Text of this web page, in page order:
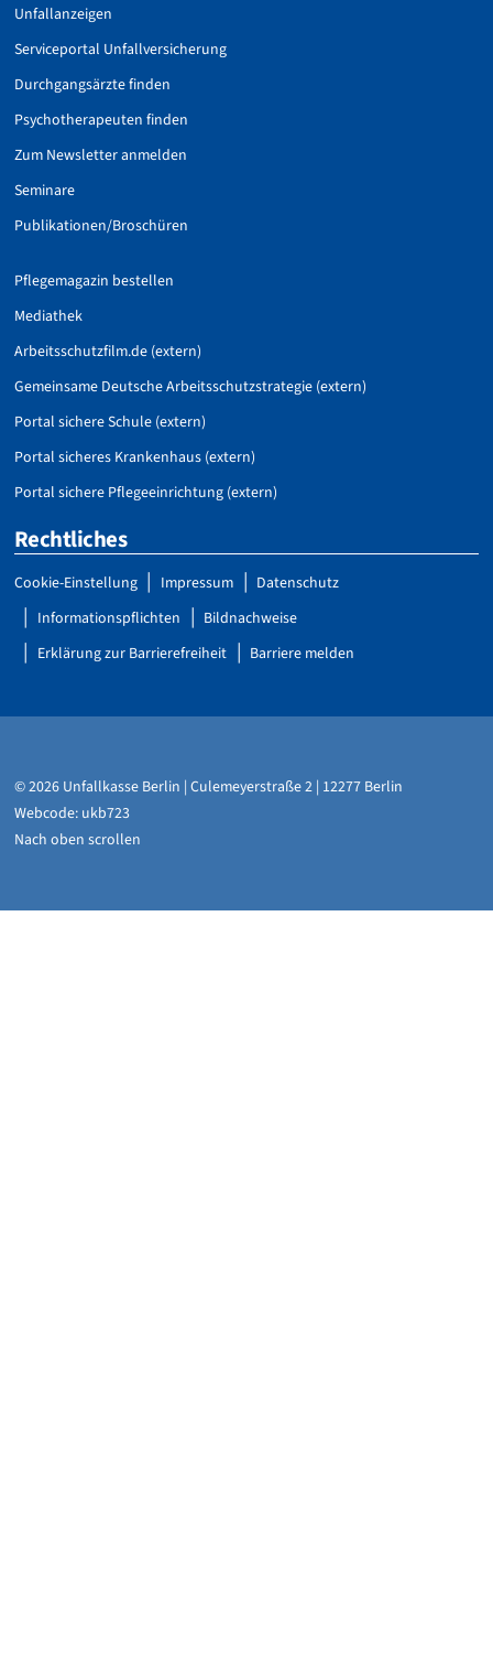
Unfallanzeigen
Serviceportal Unfallversicherung
Durchgangsärzte finden
Psychotherapeuten finden
Zum Newsletter anmelden
Seminare
Publikationen/Broschüren
Pflegemagazin bestellen
Mediathek
Arbeitsschutzfilm.de (extern)
Gemeinsame Deutsche Arbeitsschutzstrategie (extern)
Portal sichere Schule (extern)
Portal sicheres Krankenhaus (extern)
Portal sichere Pflegeeinrichtung (extern)
Rechtliches
Cookie-Einstellung Impressum
Datenschutz
Informationspflichten
Bildnachweise
Erklärung zur Barrierefreiheit
Barriere melden
© 2026 Unfallkasse Berlin | Culemeyerstraße 2 | 12277 Berlin
Webcode: ukb723
Nach oben scrollen